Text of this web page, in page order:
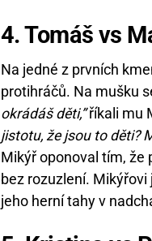
4. Tomáš vs
Na jedné z prvních
protihráčů. Na mušku
okrádáš děti,”říkali mu
jistotu, že jsou to děti?
Mikýř oponoval tím, že
bez rozuzlení.
jeho herní tahy v